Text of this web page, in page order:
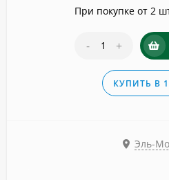
При покупке от 2
- +
КУПИТЬ В
Эль-